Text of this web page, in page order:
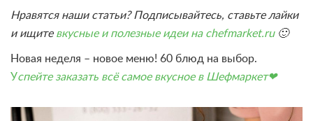
Нравятся наши статьи? Подписывайтесь, ставьте лайки
и ищите вкусные и полезные идеи на chefmarket.ru 🙂
Новая неделя – новое меню! 60 блюд на выбор.
Успейте заказать всё самое вкусное в Шефмаркет❤